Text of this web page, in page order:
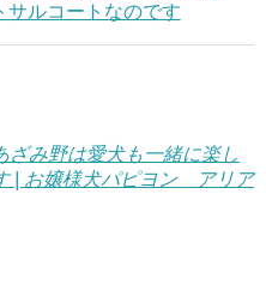
サルコートなのです
ざみ野は愛犬も一緒に楽し
| お嬢様犬パピヨン アリア